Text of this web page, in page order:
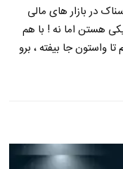
در بازار های مالی
هستن اما نه ! با هم
واستون جا بیفته ، برو